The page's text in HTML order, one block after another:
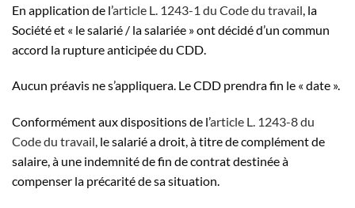
En application de l’article L. 1243-1 du Code du travail , la
Société et « le salarié / la salariée » ont décidé d’un commun
accord la rupture anticipée du CDD.
Aucun préavis ne s’appliquera. Le CDD prendra fin le « date ».
Conformément aux dispositions de l’article L. 1243-8 du
Code du travail, le salarié a droit, à titre de complément de
salaire, à une indemnité de fin de contrat destinée à
compenser la précarité de sa situation.